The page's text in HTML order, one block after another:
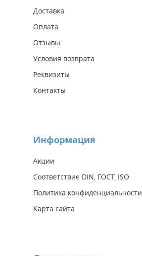
Доставка
Оплата
Отзывы
Условия возврата
Реквизиты
Контакты
Информация
Акции
Соответствие DIN, ГОСТ, ISO
Политика конфиденциальности
Карта сайта